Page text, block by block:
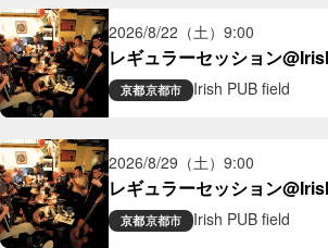
2026/8/22（土） 9:00
レギュラーセッション
京都京都市 Irish PUB field
2026/8/29（土） 9:00
レギュラーセッション
京都京都市 Irish PUB field